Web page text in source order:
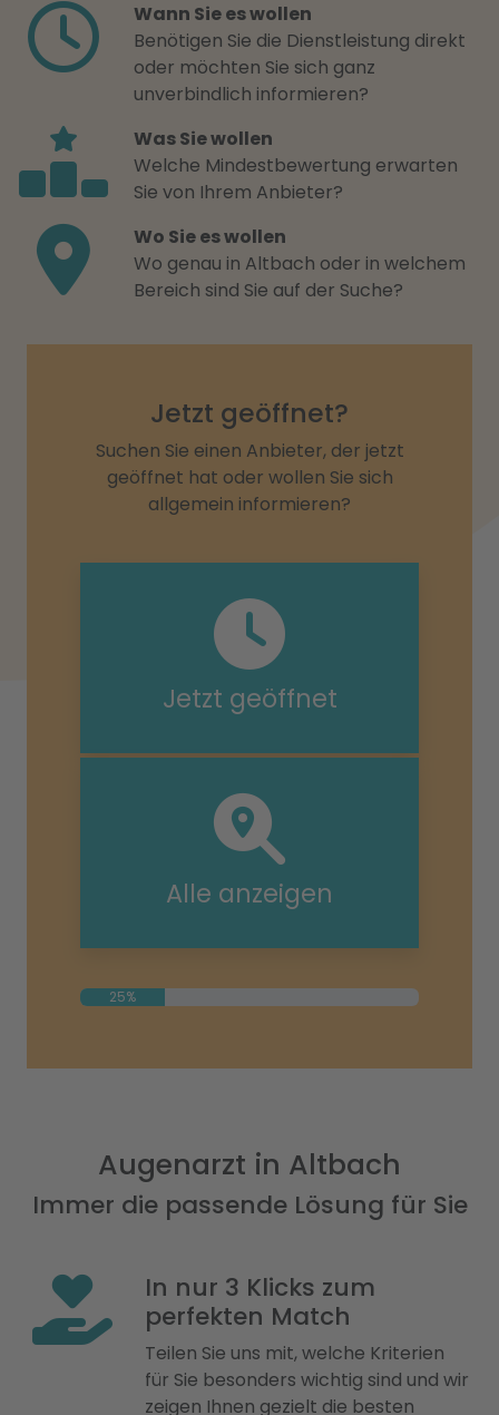
Wann Sie es wollen
Benötigen Sie die Dienstleistung direkt
oder möchten Sie sich ganz
unverbindlich informieren?
Was Sie wollen
Welche Mindestbewertung erwarten
Sie von Ihrem Anbieter?
Wo Sie es wollen
Wo genau in Altbach oder in welchem
Bereich sind Sie auf der Suche?
Jetzt geöffnet?
Suchen Sie einen Anbieter, der jetzt
geöffnet hat oder wollen Sie sich
allgemein informieren?
Jetzt geöffnet
Alle anzeigen
25%
Augenarzt in Altbach
Immer die passende Lösung für Sie
In nur 3 Klicks zum
perfekten Match
Teilen Sie uns mit, welche Kriterien
für Sie besonders wichtig sind und wir
zeigen Ihnen gezielt die besten